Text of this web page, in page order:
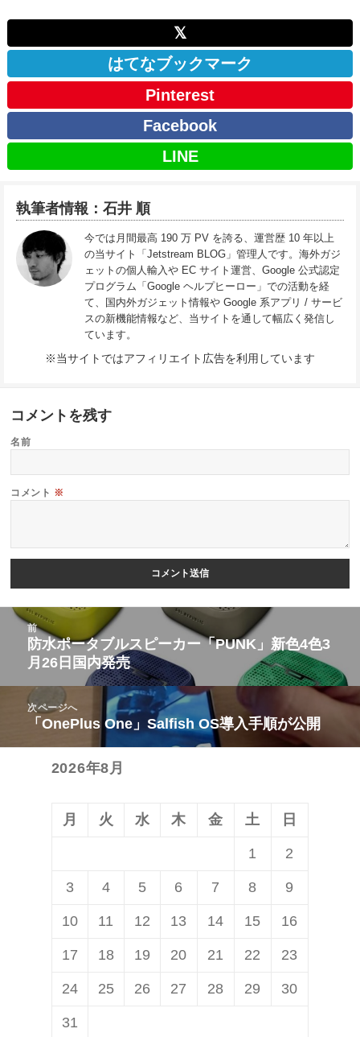
𝕏
はてなブックマーク
Pinterest
Facebook
LINE
執筆者情報：石井 順
今では月間最高 190 万 PV を誇る、運営歴 10 年以上
の当サイト「Jetstream BLOG」管理人です。海外ガジ
ェットの個人輸入や EC サイト運営、Google 公式認定
プログラム「Google ヘルプヒーロー」での活動を経
て、国内外ガジェット情報や Google 系アプリ / サービ
スの新機能情報など、当サイトを通して幅広く発信し
ています。
※当サイトではアフィリエイト広告を利用しています
コメントを残す
名前
コメント ※
ビ
前
前
の
投
稿:
防水ポータブルスピーカー「PUNK」新色4色3
月26日国内発売
次ページへ
次
の
「OnePlus One」Salfish OS導入手順が公開
2026年8月
月 火 水 木 金 土 日
1 2
3 4 5 6 7 8 9
10 11 12 13 14 15 16
17 18 19 20 21 22 23
24 25 26 27 28 29 30
31